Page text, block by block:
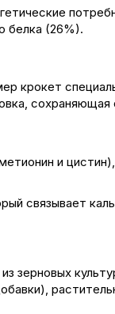
белка (26%).
крокет
и
связывает
зерновых